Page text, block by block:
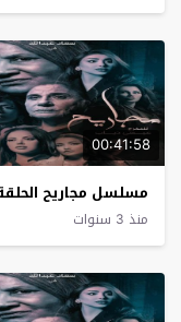
00:41:58
مسلسل مجاريح الحلقة
منذ 3 سنوات